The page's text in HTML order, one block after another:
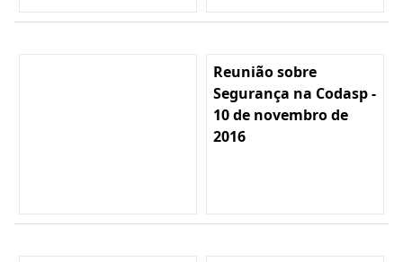
Reunião sobre
Segurança na Codasp -
10 de novembro de
2016